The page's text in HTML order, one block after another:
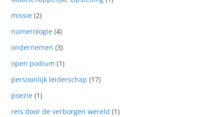
missie(2)
numerologie(4)
ondernemen (3)
open podium (1)
persoonlijk leiderschap (17)
poezie(1)
reis door de verborgen wereld (1)